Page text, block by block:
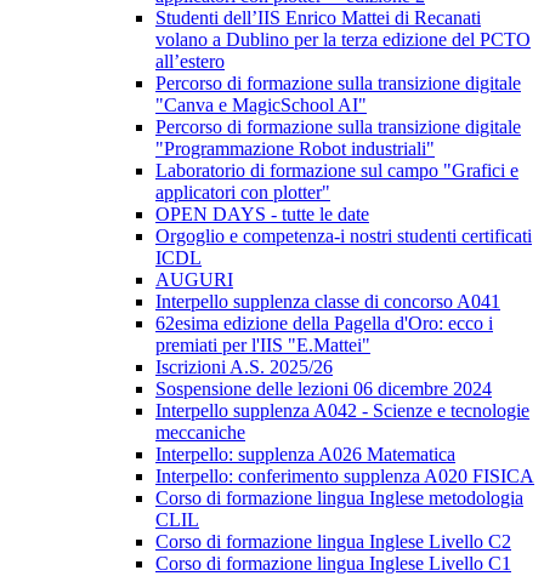
Studenti dell’IIS Enrico Mattei di Recanati
volano a Dublino per la terza edizione del PCTO
all’estero
Percorso di formazione sulla transizione digitale
"Canva e MagicSchool AI"
Percorso di formazione sulla transizione digitale
"Programmazione Robot industriali"
Laboratorio di formazione sul campo "Grafici e
applicatori con plotter"
OPEN DAYS - tutte le date
Orgoglio e competenza-i nostri studenti certificati
ICDL
AUGURI
Interpello supplenza classe di concorso A041
62esima edizione della Pagella d'Oro: ecco i
premiati per l'IIS "E.Mattei"
Iscrizioni A.S. 2025/26
Sospensione delle lezioni 06 dicembre 2024
Interpello supplenza A042 - Scienze e tecnologie
meccaniche
Interpello: supplenza A026 Matematica
Interpello: conferimento supplenza A020 FISICA
Corso di formazione lingua Inglese metodologia
CLIL
Corso di formazione lingua Inglese Livello C2
Corso di formazione lingua Inglese Livello C1